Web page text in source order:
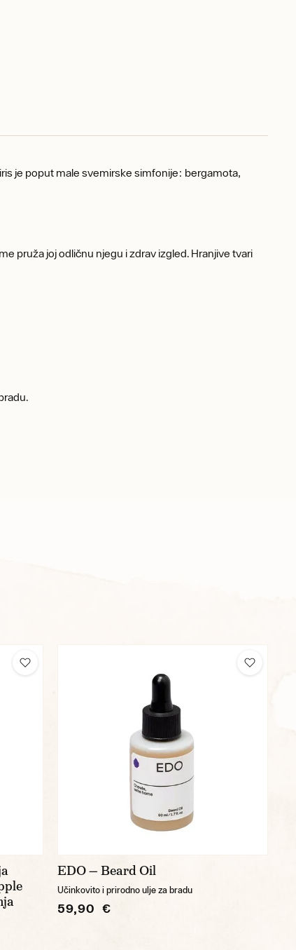
je poput male svemirske simfonije: bergamota,
pruža joj odličnu njegu i zdrav izgled. Hranjive tvari
EDO — Beard Oil
Učinkovito i prirodno ulje za bradu
59,90 €